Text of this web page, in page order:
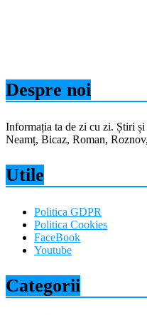
Despre noi
Informația ta de zi cu zi. Știri
Neamț, Bicaz, Roman,
Utile
Politica GDPR
Politica Cookies
FaceBook
Youtube
Categorii